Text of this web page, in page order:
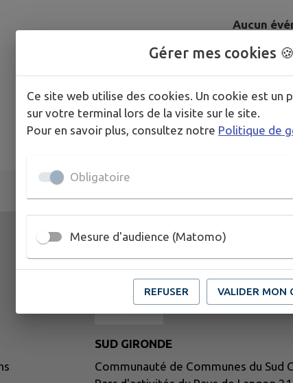
Aucun
SUD GIRONDE
Communauté de Communes du Sud
Gérer mes cookies 🍪
Ce site web utilise des cookies. Un cookie est un
sur votre terminal lors de la visite sur le site.
Pour en savoir plus, consultez notre Politique de
Obligatoire
Mesure d'audience (Matomo)
REFUSER VALIDER MON